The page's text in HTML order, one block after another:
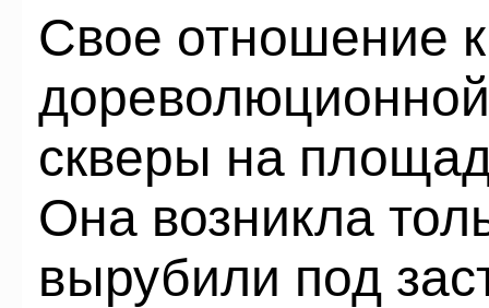
Свое отношение
скверы на
Она возникла
вырубили под